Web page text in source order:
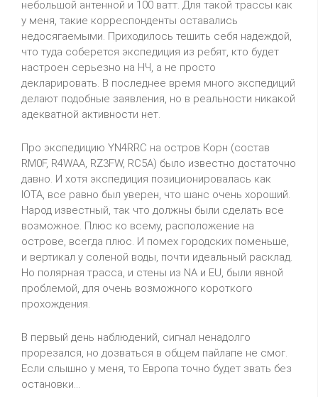
небольшой антенной и 100 ватт. Для такой трассы как
у меня, такие корреспонденты оставались
недосягаемыми. Приходилось тешить себя надеждой,
что туда соберется экспедиция из ребят, кто будет
настроен серьезно на НЧ, а не просто
декларировать. В последнее время много экспедиций
делают подобные заявления, но в реальности никакой
адекватной активности нет.
Про экспедицию YN4RRC на остров Корн (состав
RM0F, R4WAA, RZ3FW, RC5A) было известно достаточно
давно. И хотя экспедиция позиционировалась как
IOTA, все равно был уверен, что шанс очень хороший.
Народ известный, так что должны были сделать все
возможное. Плюс ко всему, расположение на
острове, всегда плюс. И помех городских поменьше,
и вертикал у соленой воды, почти идеальный расклад.
Но полярная трасса, и стены из NA и EU, были явной
проблемой, для очень возможного короткого
прохождения.
В первый день наблюдений, сигнал ненадолго
прорезался, но дозваться в общем пайлапе не смог.
Если слышно у меня, то Европа точно будет звать без
остановки...